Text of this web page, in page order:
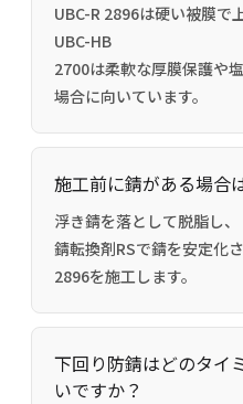
UBC-R 2896は硬い被膜で
UBC-HB
2700は柔軟な厚膜保護や
場合に向いています。
施工前に錆がある場合
浮き錆を落として脱脂し、
錆転換剤RSで錆を安定化
2896を施工します。
下回り防錆はどのタイ
いですか？